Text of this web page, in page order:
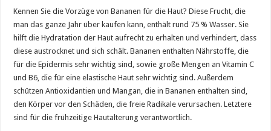
Kennen Sie die Vorzüge von Bananen für die Haut? Diese Frucht, die
man das ganze Jahr über kaufen kann, enthält rund 75 % Wasser. Sie
hilft die Hydratation der Haut aufrecht zu erhalten und verhindert, dass
diese austrocknet und sich schält. Bananen enthalten Nährstoffe, die
für die Epidermis sehr wichtig sind, sowie große Mengen an Vitamin C
und B6, die für eine elastische Haut sehr wichtig sind. Außerdem
schützen Antioxidantien und Mangan, die in Bananen enthalten sind,
den Körper vor den Schäden, die freie Radikale verursachen. Letztere
sind für die frühzeitige Hautalterung verantwortlich.